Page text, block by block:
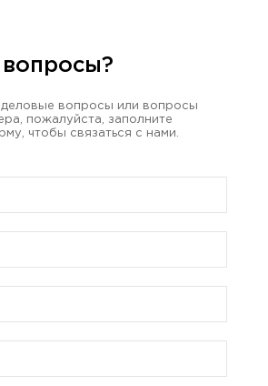
деловые вопросы или вопросы
пожалуйста, заполните
чтобы связаться с нами.